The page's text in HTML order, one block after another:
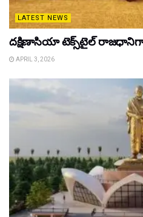
LATEST NEWS
దక్షిణాసియా టెక్స్‌టైల్
APRIL 3, 2026